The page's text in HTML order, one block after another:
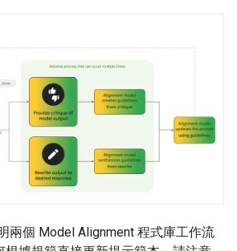
兩個 Model Alignment 程式庫工作流